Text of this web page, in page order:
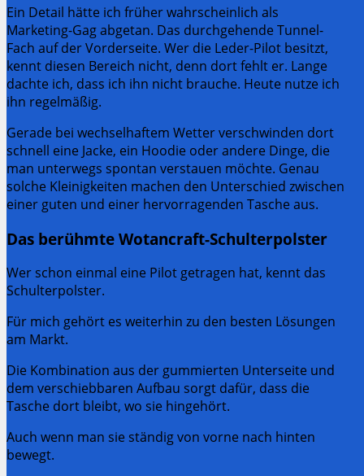
Ein Detail hätte ich früher wahrscheinlich als
Marketing-Gag abgetan. Das durchgehende Tunnel-
Fach auf der Vorderseite. Wer die Leder-Pilot besitzt,
kennt diesen Bereich nicht, denn dort fehlt er. Lange
dachte ich, dass ich ihn nicht brauche. Heute nutze ich
ihn regelmäßig.
Gerade bei wechselhaftem Wetter verschwinden dort
schnell eine Jacke, ein Hoodie oder andere Dinge, die
man unterwegs spontan verstauen möchte. Genau
solche Kleinigkeiten machen den Unterschied zwischen
einer guten und einer hervorragenden Tasche aus.
Das berühmte Wotancraft-Schulterpolster
Wer schon einmal eine Pilot getragen hat, kennt das
Schulterpolster.
Für mich gehört es weiterhin zu den besten Lösungen
am Markt.
Die Kombination aus der gummierten Unterseite und
dem verschiebbaren Aufbau sorgt dafür, dass die
Tasche dort bleibt, wo sie hingehört.
Auch wenn man sie ständig von vorne nach hinten
bewegt.